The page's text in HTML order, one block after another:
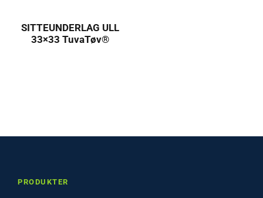
SITTEUNDERLAG ULL
33×33 TuvaTøv®
PRODUKTER